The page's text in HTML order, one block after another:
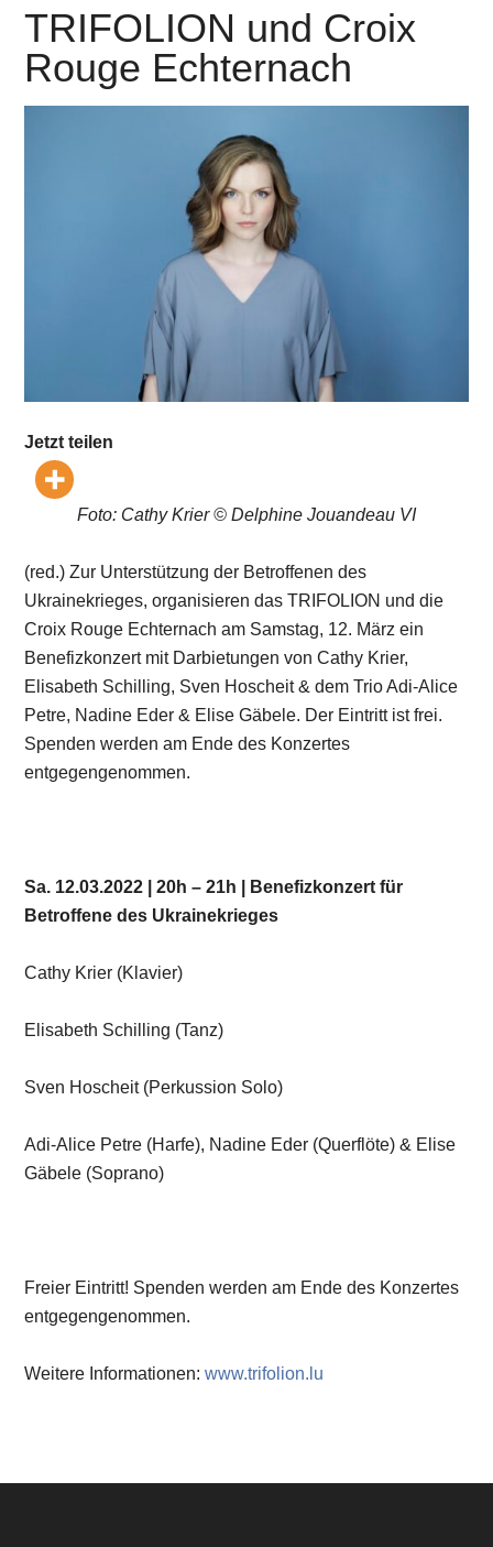
TRIFOLION und Croix
Rouge Echternach
Jetzt teilen
Foto: Cathy Krier © Delphine Jouandeau VI
(red.) Zur Unterstützung der Betroffenen des
Ukrainekrieges, organisieren das TRIFOLION und die
Croix Rouge Echternach am Samstag, 12. März ein
Benefizkonzert mit Darbietungen von Cathy Krier,
Elisabeth Schilling, Sven Hoscheit & dem Trio Adi-Alice
Petre, Nadine Eder & Elise Gäbele. Der Eintritt ist frei.
Spenden werden am Ende des Konzertes
entgegengenommen.
Sa. 12.03.2022 | 20h – 21h | Benefizkonzert für
Betroffene des Ukrainekrieges
Cathy Krier (Klavier)
Elisabeth Schilling (Tanz)
Sven Hoscheit (Perkussion Solo)
Adi-Alice Petre (Harfe), Nadine Eder (Querflöte) & Elise
Gäbele (Soprano)
Freier Eintritt! Spenden werden am Ende des Konzertes
entgegengenommen.
Weitere Informationen:www.trifolion.lu